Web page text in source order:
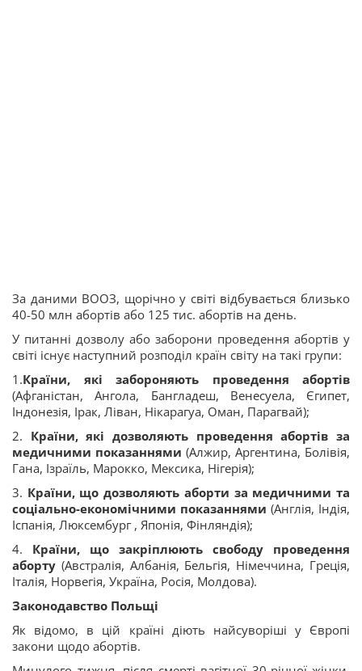
За даними ВООЗ, щорічно у світі відбувається близько
40-50 млн абортів або 125 тис. абортів на день.
У питанні дозволу або заборони проведення абортів у
світі існує наступний розподіл країн світу на такі групи:
1.Країни, які забороняють проведення абортів
(Афганістан, Ангола, Бангладеш, Венесуела, Єгипет,
Індонезія, Ірак, Ліван, Нікарагуа, Оман, Парагвай);
2. Країни, які дозволяють проведення абортів за
медичними показаннями (Алжир, Аргентина, Болівія,
Гана, Ізраїль, Марокко, Мексика, Нігерія);
3. Країни, що дозволяють аборти за медичними та
соціально-економічними показаннями (Англія, Індія,
Іспанія, Люксембург , Японія, Фінляндія);
4. Країни, що закріплюють свободу проведення
аборту (Австралія, Албанія, Бельгія, Німеччина, Греція,
Італія, Норвегія, Україна, Росія, Молдова).
Законодавство Польщі
Як відомо, в цій країні діють найсуворіші у Європі
закони щодо абортів.